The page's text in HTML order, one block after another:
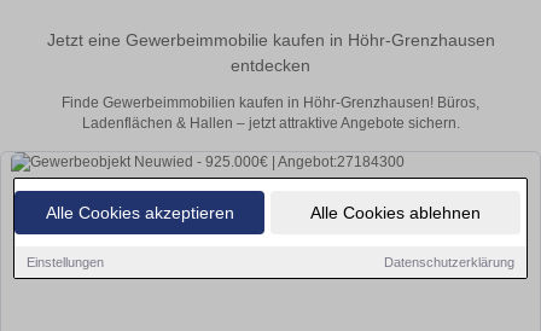
Alle Cookies akzeptieren Alle Cookies ablehnen
Einstellungen Datenschutzerklärung
Jetzt eine Gewerbeimmobilie kaufen in Höhr-Grenzhausen
entdecken
Finde Gewerbeimmobilien kaufen in Höhr-Grenzhausen! Büros,
Ladenflächen & Hallen – jetzt attraktive Angebote sichern.